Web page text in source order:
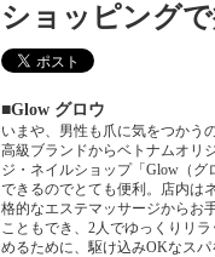
ショッピング
■Glow グロウ
いまや、男性も爪に気をつかう
高級ブランドからベトナムオリ
ジ・ネイルショップ「Glow（
できるのでとても便利。店内は
格的なエステマッサージからお
こともでき、2人でゆっくりリ
めるために、駆け込みOKなスパ